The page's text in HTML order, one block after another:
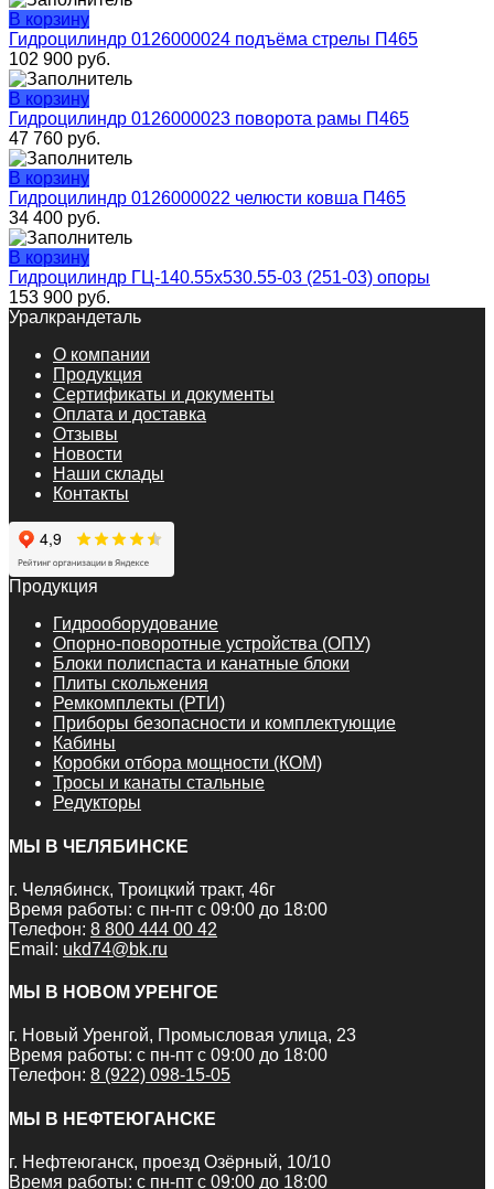
В корзину
Гидроцилиндр 0126000024 подъёма стрелы П465
102 900 руб.
В корзину
Гидроцилиндр 0126000023 поворота рамы П465
47 760 руб.
В корзину
Гидроцилиндр 0126000022 челюсти ковша П465
34 400 руб.
В корзину
Гидроцилиндр ГЦ-140.55х530.55-03 (251-03) опоры
153 900 руб.
Уралкрандеталь
О компании
Продукция
Сертификаты и документы
Оплата и доставка
Отзывы
Новости
Наши склады
Контакты
Продукция
Гидрооборудование
Опорно-поворотные устройства (ОПУ)
Блоки полиспаста и канатные блоки
Плиты скольжения
Ремкомплекты (РТИ)
Приборы безопасности и комплектующие
Кабины
Коробки отбора мощности (КОМ)
Тросы и канаты стальные
Редукторы
МЫ В ЧЕЛЯБИНСКЕ
г. Челябинск, Троицкий тракт, 46г
Время работы: с пн-пт с 09:00 до 18:00
Телефон: 8 800 444 00 42
Email: ukd74@bk.ru
МЫ В НОВОМ УРЕНГОЕ
г. Новый Уренгой, Промысловая улица, 23
Время работы: с пн-пт с 09:00 до 18:00
Телефон: 8 (922) 098-15-05
МЫ В НЕФТЕЮГАНСКЕ
г. Нефтеюганск, проезд Озёрный, 10/10
Время работы: с пн-пт с 09:00 до 18:00